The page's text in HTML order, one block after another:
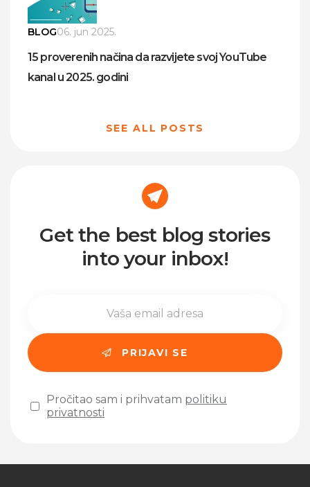
BLOG06. jun 2025.
15 proverenih načina da razvijete svoj YouTube
kanal u 2025. godini
SEE ALL POSTS
Get the best blog stories
into your inbox!
Pročitao sam i prihvatam politiku
privatnosti